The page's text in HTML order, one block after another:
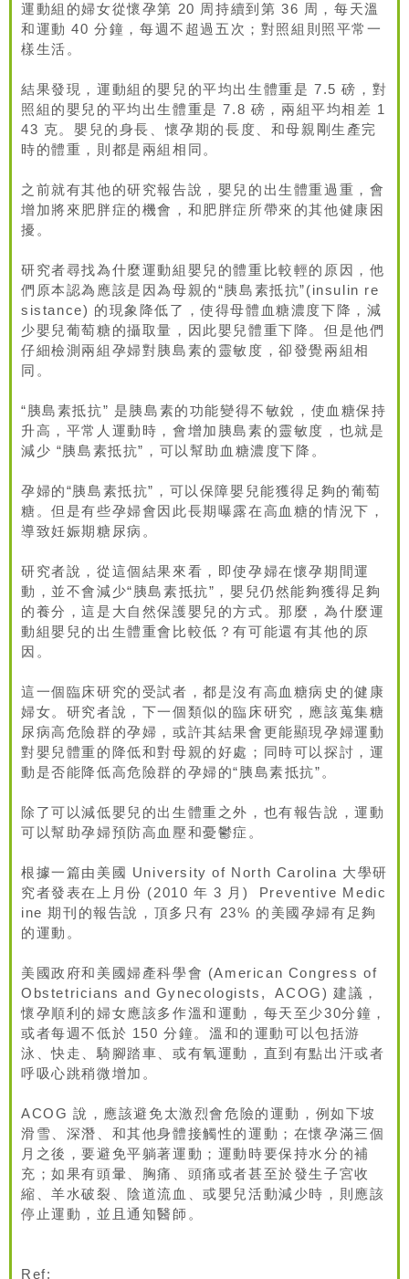
運動組的婦女從懷孕第 20 周持續到第 36 周，每天溫
和運動 40 分鐘，每週不超過五次；對照組則照平常一
樣生活。
結果發現，運動組的嬰兒的平均出生體重是 7.5 磅，對
照組的嬰兒的平均出生體重是 7.8 磅，兩組平均相差 1
43 克。嬰兒的身長、懷孕期的長度、和母親剛生產完
時的體重，則都是兩組相同。
之前就有其他的研究報告說，嬰兒的出生體重過重，會
增加將來肥胖症的機會，和肥胖症所帶來的其他健康困
擾。
研究者尋找為什麼運動組嬰兒的體重比較輕的原因，他
們原本認為應該是因為母親的“胰島素抵抗”(insulin re
sistance) 的現象降低了，使得母體血糖濃度下降，減
少嬰兒葡萄糖的攝取量，因此嬰兒體重下降。但是他們
仔細檢測兩組孕婦對胰島素的靈敏度，卻發覺兩組相
同。
“胰島素抵抗” 是胰島素的功能變得不敏銳，使血糖保持
升高，平常人運動時，會增加胰島素的靈敏度，也就是
減少 “胰島素抵抗”，可以幫助血糖濃度下降。
孕婦的“胰島素抵抗”，可以保障嬰兒能獲得足夠的葡萄
糖。但是有些孕婦會因此長期曝露在高血糖的情況下，
導致妊娠期糖尿病。
研究者說，從這個結果來看，即使孕婦在懷孕期間運
動，並不會減少“胰島素抵抗”，嬰兒仍然能夠獲得足夠
的養分，這是大自然保護嬰兒的方式。那麼，為什麼運
動組嬰兒的出生體重會比較低？有可能還有其他的原
因。
這一個臨床研究的受試者，都是沒有高血糖病史的健康
婦女。研究者說，下一個類似的臨床研究，應該蒐集糖
尿病高危險群的孕婦，或許其結果會更能顯現孕婦運動
對嬰兒體重的降低和對母親的好處；同時可以探討，運
動是否能降低高危險群的孕婦的“胰島素抵抗”。
除了可以減低嬰兒的出生體重之外，也有報告說，運動
可以幫助孕婦預防高血壓和憂鬱症。
根據一篇由美國 University of North Carolina 大學研
究者發表在上月份 (2010 年 3 月) Preventive Medic
ine 期刊的報告說，頂多只有 23% 的美國孕婦有足夠
的運動。
美國政府和美國婦產科學會 (American Congress of
Obstetricians and Gynecologists, ACOG) 建議，
懷孕順利的婦女應該多作溫和運動，每天至少30分鐘，
或者每週不低於 150 分鐘。溫和的運動可以包括游
泳、快走、騎腳踏車、或有氧運動，直到有點出汗或者
呼吸心跳稍微增加。
ACOG 說，應該避免太激烈會危險的運動，例如下坡
滑雪、深潛、和其他身體接觸性的運動；在懷孕滿三個
月之後，要避免平躺著運動；運動時要保持水分的補
充；如果有頭暈、胸痛、頭痛或者甚至於發生子宮收
縮、羊水破裂、陰道流血、或嬰兒活動減少時，則應該
停止運動，並且通知醫師。
Ref: